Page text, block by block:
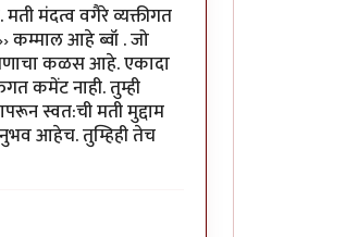
मंदत्व वगैरे व्यक्तीगत
कम्माल आहे ब्वॉ . जो
कळस आहे. एकादा
कमेंट नाही. तुम्ही
स्वत:ची मती मुद्दाम
आहेच. तुम्हिही तेच